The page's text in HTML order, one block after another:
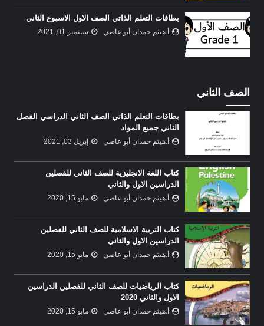
بطاقات التعلم الذاتي الصف الاول الاسبوع الثاني
أ.هيثم حمدان أبو عاصي سبتمبر 01, 2021
الصف الثاني
بطاقات التعلم الذاتي الصف الثاني الدراسي الفصل
الثاني جميع المواد
أ.هيثم حمدان أبو عاصي إبريل 03, 2021
كتاب اللغة الانجليزية للصف الثاني للفصلين
الدراسين الاول والثاني
أ.هيثم حمدان أبو عاصي مايو 15, 2020
كتاب التربية الاسلامية للصف الثاني للفصلين
الدراسين الاول والثاني
أ.هيثم حمدان أبو عاصي مايو 15, 2020
كتاب الرياضيات للصف الثاني للفصلين الدراسين
الاول والثاني 2020
أ.هيثم حمدان أبو عاصي مايو 15, 2020